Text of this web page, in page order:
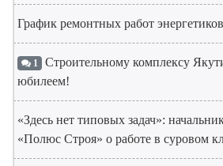
График ремонтных работ
1 Строительному комплексу
юбилеем!
«Здесь нет типовых задач»:
«Полюс Строя» о работе в суровом